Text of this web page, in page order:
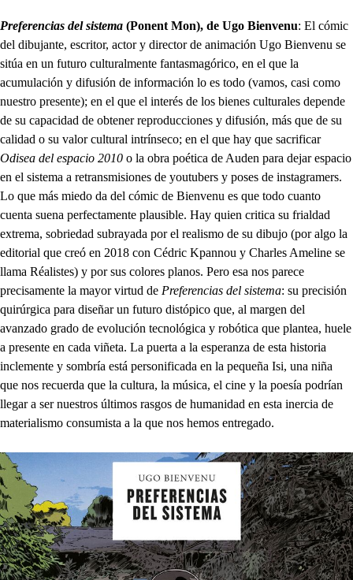
Preferencias del sistema (Ponent Mon), de Ugo Bienvenu: El cómic
del dibujante, escritor, actor y director de animación Ugo Bienvenu se
sitúa en un futuro culturalmente fantasmagórico, en el que la
acumulación y difusión de información lo es todo (vamos, casi como
nuestro presente); en el que el interés de los bienes culturales depende
de su capacidad de obtener reproducciones y difusión, más que de su
calidad o su valor cultural intrínseco; en el que hay que sacrificar
Odisea del espacio 2010 o la obra poética de Auden para dejar espacio
en el sistema a retransmisiones de youtubers y poses de instagramers.
Lo que más miedo da del cómic de Bienvenu es que todo cuanto
cuenta suena perfectamente plausible. Hay quien critica su frialdad
extrema, sobriedad subrayada por el realismo de su dibujo (por algo la
editorial que creó en 2018 con Cédric Kpannou y Charles Ameline se
llama Réalistes) y por sus colores planos. Pero esa nos parece
precisamente la mayor virtud de Preferencias del sistema: su precisión
quirúrgica para diseñar un futuro distópico que, al margen del
avanzado grado de evolución tecnológica y robótica que plantea, huele
a presente en cada viñeta. La puerta a la esperanza de esta historia
inclemente y sombría está personificada en la pequeña Isi, una niña
que nos recuerda que la cultura, la música, el cine y la poesía podrían
llegar a ser nuestros últimos rasgos de humanidad en esta inercia de
materialismo consumista a la que nos hemos entregado.